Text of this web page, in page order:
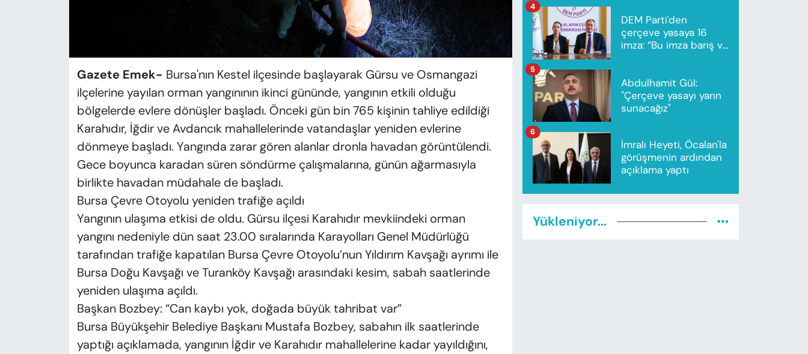
Gazete Emek- Bursa'nın Kestel ilçesinde başlayarak Gürsu ve Osmangazi
ilçelerine yayılan orman yangınının ikinci gününde, yangının etkili olduğu
bölgelerde evlere dönüşler başladı. Önceki gün bin 765 kişinin tahliye edildiği
Karahıdır, İğdir ve Avdancık mahallelerinde vatandaşlar yeniden evlerine
dönmeye başladı. Yangında zarar gören alanlar dronla havadan görüntülendi.
Gece boyunca karadan süren söndürme çalışmalarına, günün ağarmasıyla
birlikte havadan müdahale de başladı.
Bursa Çevre Otoyolu yeniden trafiğe açıldı
Yangının ulaşıma etkisi de oldu. Gürsu ilçesi Karahıdır mevkiindeki orman
yangını nedeniyle dün saat 23.00 sıralarında Karayolları Genel Müdürlüğü
tarafından trafiğe kapatılan Bursa Çevre Otoyolu’nun Yıldırım Kavşağı ayrımı ile
Bursa Doğu Kavşağı ve Turanköy Kavşağı arasındaki kesim, sabah saatlerinde
yeniden ulaşıma açıldı.
Başkan Bozbey: “Can kaybı yok, doğada büyük tahribat var”
Bursa Büyükşehir Belediye Başkanı Mustafa Bozbey, sabahın ilk saatlerinde
yaptığı açıklamada, yangının İğdir ve Karahıdır mahallelerine kadar yayıldığını,
DEM Parti'den
çerçeve yasaya 16
imza: “Bu imza barış ve
4
Abdulhamit Gül:
"Çerçeve yasayı yarın
sunacağız"
5
İmralı Heyeti, Öcalan'la
görüşmenin ardından
açıklama yaptı
6
Yükleniyor...